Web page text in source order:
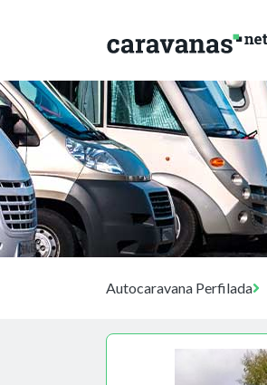
Autocaravana Perfilada